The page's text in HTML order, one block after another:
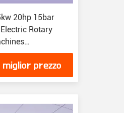
20hp 15bar
Rotary
a vite industriale
miglior prezzo